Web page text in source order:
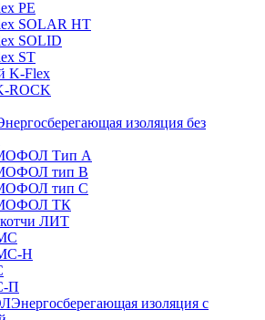
PE
SOLAR HT
SOLID
ST
K-Flex
ROCK
изоляция без
Тип А
тип В
тип C
ТК
ЛИТ
Н
П
Энергосберегающая изоляция с